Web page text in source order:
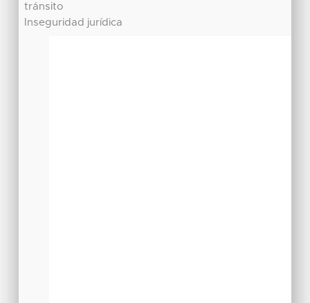
tránsito
Inseguridad jurídica